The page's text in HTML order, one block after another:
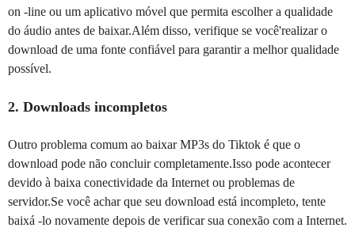
on -line ou um aplicativo móvel que permita escolher a qualidade
do áudio antes de baixar.Além disso, verifique se você'realizar o
download de uma fonte confiável para garantir a melhor qualidade
possível.
2. Downloads incompletos
Outro problema comum ao baixar MP3s do Tiktok é que o
download pode não concluir completamente.Isso pode acontecer
devido à baixa conectividade da Internet ou problemas de
servidor.Se você achar que seu download está incompleto, tente
baixá -lo novamente depois de verificar sua conexão com a Internet.